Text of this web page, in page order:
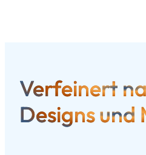
Verfeinert
Designs und